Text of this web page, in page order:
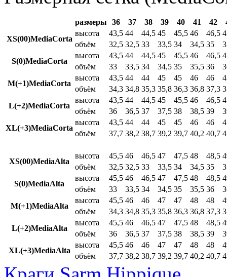
размеры 36 37 38 39 40 41 42
XS(00)MediaCorta
высота 43,5 44 44,5 45 45,5 46 46,5
объём
32,5 32,5 33 33,5 34 34,5 35
S(0)MediaCorta
высота 43,5 44 44,5 45 45,5 46 46,5
объём
33 33,5 34 34,5 35 35,5 36
M(+1)MediaCorta
высота 43,5 44 44 45 45 46 46
объём
34,3 34,8 35,3 35,8 36,3 36,8 37,3
L(+2)MediaCorta
высота 43,5 44 44,5 45 45,5 46 46,5
объём
36 36,5 37 37,5 38 38,5 39
XL(+3)MediaCorta
высота 43,5 44 44 45 45 46 46
объём
37,7 38,2 38,7 39,2 39,7 40,2 40,7
XS(00)MediaAlta
высота 45,5 46 46,5 47 47,5 48 48,5
объём
32,5 32,5 33 33,5 34 34,5 35
S(0)MediaAlta
высота 45,5 46 46,5 47 47,5 48 48,5
объём
33 33,5 34 34,5 35 35,5 36
M(+1)MediaAlta
высота 45,5 46 46 47 47 48 48
объём
34,3 34,8 35,3 35,8 36,3 36,8 37,3
L(+2)MediaAlta
высота 45,5 46 46,5 47 47,5 48 48,5
объём
36 36,5 37 37,5 38 38,5 39
XL(+3)MediaAlta
высота 45,5 46 46 47 47 48 48
объём
37,7 38,2 38,7 39,2 39,7 40,2 40,7